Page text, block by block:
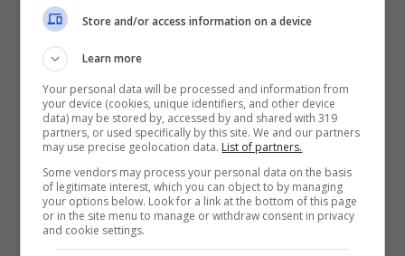
confronti di tutto ciò che è imposto.
“Spero che le mogli di questi poliziotti o i loro
figli siano nostri fan, spero che mi vedano
perché voglio che si sappia che più noi, parlo
a nome dei miei compagni, riceveremo questi
commenti più aumenterà il trucco sulle nostre
facce, lo smalto sulle nostre mani e più i
nostrivestiti saranno stretti ed effeminati
Store and/or access information on a device
Learn more
Your personal data will be processed and information from
your device (cookies, unique identifiers, and other device
data) may be stored by, accessed by and shared with 319
partners, or used specifically by this site. We and our partners
may use precise geolocation data. List of partners.
Some vendors may process your personal data on the basis
of legitimate interest, which you can object to by managing
your options below. Look for a link at the bottom of this page
or in the site menu to manage or withdraw consent in privacy
and cookie settings.